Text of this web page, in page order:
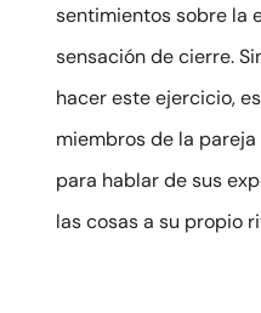
sentimientos sobre la
sensación de cierre.
hacer este ejercicio,
miembros de la
para hablar de sus
las cosas a su propio